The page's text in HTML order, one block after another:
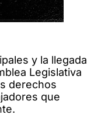
y la llegada
Legislativa
derechos
que